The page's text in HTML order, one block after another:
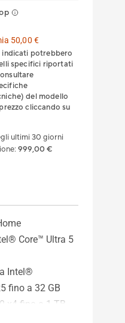
50,00 €
indicati potrebbero
specifici riportati
del modello
cliccando su
ultimi 30 giorni
: 999,00 €
Core™ Ultra 5
Intel®
fino a 32 GB
x4 fino a 1 TB
IPS WUXGA